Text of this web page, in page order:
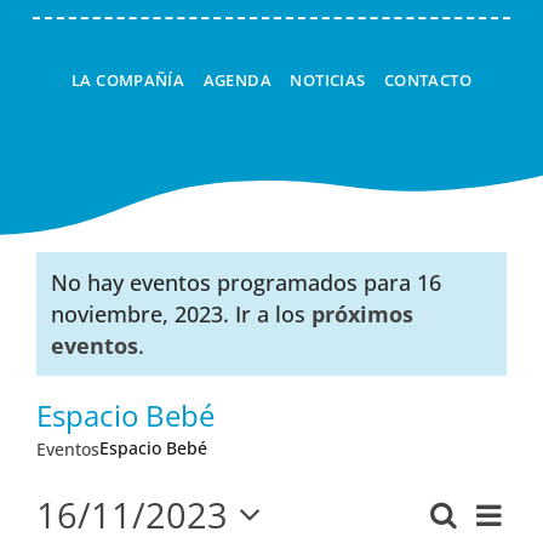
LA COMPAÑÍA AGENDA NOTICIAS CONTACTO
Aviso
No hay eventos programados para 16
noviembre, 2023. Ir a los próximos
eventos.
Espacio Bebé
EventosEspacio Bebé
Buscar
Día
16/11/2023